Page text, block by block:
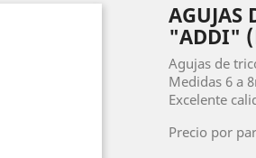
AGUJAS
"ADDI"
Agujas de
Medidas 6 a
Excelente
Precio por